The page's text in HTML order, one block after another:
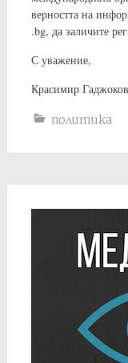
верността на
.bg, да заличите
С уважение,
Красимир Гаджоков
политика